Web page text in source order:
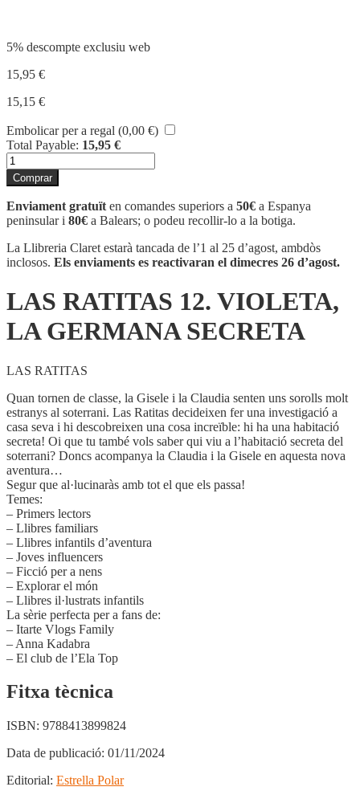
5% descompte exclusiu web
15,95 €
15,15 €
Embolicar per a regal (0,00 €)
Total Payable: 15,95 €
quantitat
de
LAS
RATITAS
12.
VIOLETA,
LA
GERMANA
Comprar
Enviament gratuït en comandes superiors a 50€ a Espanya
peninsular i 80€ a Balears; o podeu recollir-lo a la botiga.
La Llibreria Claret estarà tancada de l’1 al 25 d’agost, ambdòs
inclosos. Els enviaments es reactivaran el dimecres 26 d’agost.
LAS RATITAS 12. VIOLETA,
LA GERMANA SECRETA
LAS RATITAS
Quan tornen de classe, la Gisele i la Claudia senten uns sorolls molt
estranys al soterrani. Las Ratitas decideixen fer una investigació a
casa seva i hi descobreixen una cosa increïble: hi ha una habitació
secreta! Oi que tu també vols saber qui viu a l’habitació secreta del
soterrani? Doncs acompanya la Claudia i la Gisele en aquesta nova
aventura…
Segur que al·lucinaràs amb tot el que els passa!
Temes:
– Primers lectors
– Llibres familiars
– Llibres infantils d’aventura
– Joves influencers
– Ficció per a nens
– Explorar el món
– Llibres il·lustrats infantils
La sèrie perfecta per a fans de:
– Itarte Vlogs Family
– Anna Kadabra
– El club de l’Ela Top
Fitxa tècnica
ISBN: 9788413899824
Data de publicació: 01/11/2024
Editorial: Estrella Polar